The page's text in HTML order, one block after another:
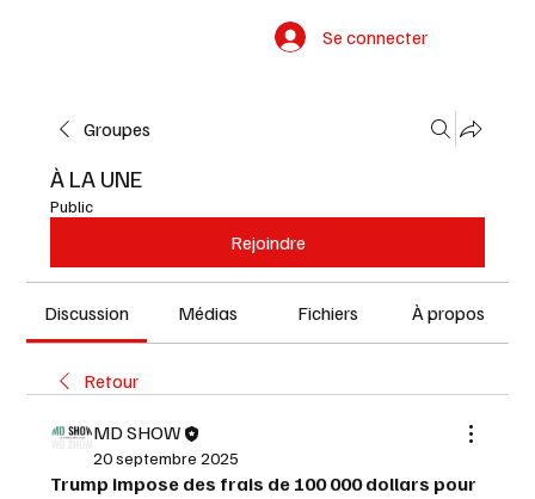
Se connecter
Groupes
À LA UNE
Public
Rejoindre
Discussion Médias Fichiers À propos
Retour
MD SHOW
20 septembre 2025
Trump impose des frais de 100 000 dollars pour